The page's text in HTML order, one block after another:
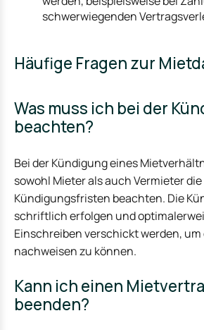
schwerwiegenden
Häufige Fragen zur
Was muss ich bei der
beachten?
Bei der Kündigung eines
sowohl Mieter als auch Vermieter
Kündigungsfristen beachten. Die
schriftlich erfolgen und
Einschreiben verschickt werden,
nachweisen zu können.
Kann ich einen
beenden?